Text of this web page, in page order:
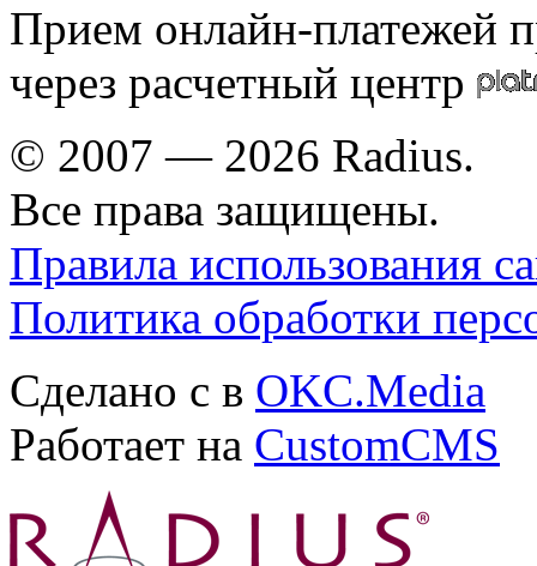
Прием онлайн-платежей
через расчетный центр
© 2007 — 2026 Radius.
Все права защищены.
Правила использования
Политика обработки
Сделано с в OKC.Media
Работает на CustomCMS